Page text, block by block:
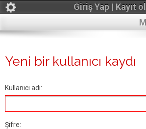
Giriş Yap | Kayıt ol
Yeni bir kullanıcı kaydı
Kullanıcı adı:
Şifre: